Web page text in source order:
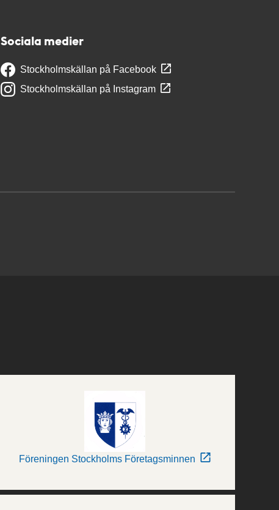
Sociala medier
Stockholmskällan på Facebook
Stockholmskällan på Instagram
Föreningen Stockholms Företagsminnen